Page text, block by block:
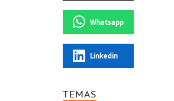
Whatsapp
Linkedin
TEMAS